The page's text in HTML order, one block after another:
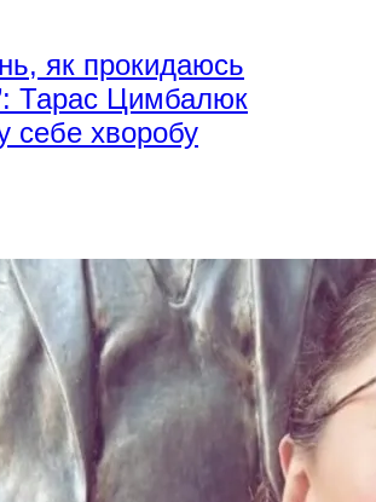
як прокидаюсь
Тарас Цимбалюк
себе хворобу